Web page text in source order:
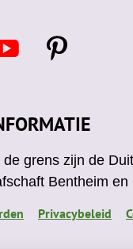
P
e
e
s
grens zijn de
Bentheim
Privacybeleid